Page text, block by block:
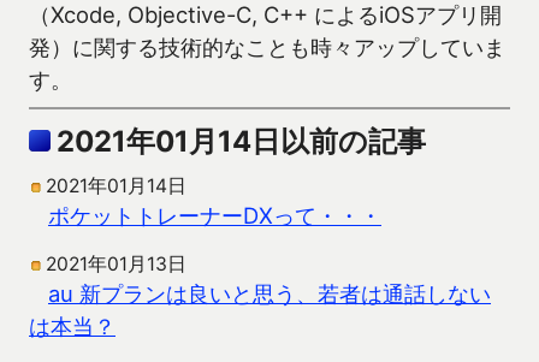
（Xcode, Objective-C, C++ によるiOSアプリ開
発）に関する技術的なことも時々アップしていま
す。
2021年01月14日以前の記事
2021年01月14日
ポケットトレーナーDXって・・・
2021年01月13日
au 新プランは良いと思う、若者は通話しない
は本当？